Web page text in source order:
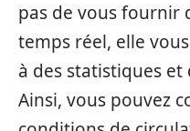
pas de vous fournir
temps réel, elle
à des statistiques
Ainsi, vous pouvez